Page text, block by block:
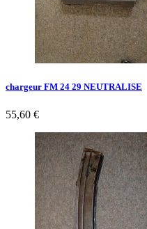
chargeur FM 24 29 NEUTRALISE
55,60 €